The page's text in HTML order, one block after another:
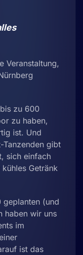
Veranstaltung,
zu 600
zu haben,
ist. Und
gibt
sich einfach
Getränk
geplanten (und
haben wir uns
im
ist das